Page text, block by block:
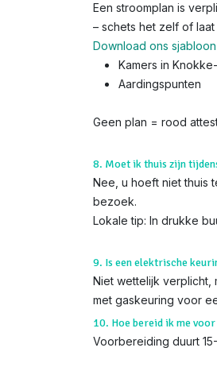
Een stroomplan is
– schets het zelf of
Download ons sjabloon
Kamers in
Aardingspunten
Geen plan = rood
8. Moet ik thuis zijn
Nee, u hoeft niet thuis
bezoek.
Lokale tip: In drukke
9. Is een elektrische
Niet wettelijk verplicht,
met gaskeuring voor
10. Hoe bereid ik me
Voorbereiding duurt